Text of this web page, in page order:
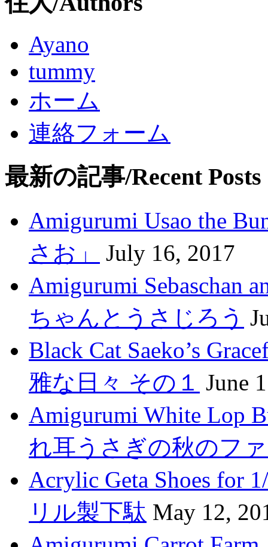
Ayano
tummy
ホーム
連絡フォーム
最新の記事/Recent Posts
Amigurumi Usao the
さお」
July 16, 2017
Amigurumi Sebaschan
ちゃんとうさじろう
Black Cat Saeko’s
雅な日々 その１ June
Amigurumi White Lop
れ耳うさぎの秋のフ
Acrylic Geta Shoes for
リル製下駄 May 12,